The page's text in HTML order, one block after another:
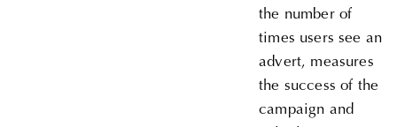
the number of
times users see an
advert, measures
the success of the
campaign and